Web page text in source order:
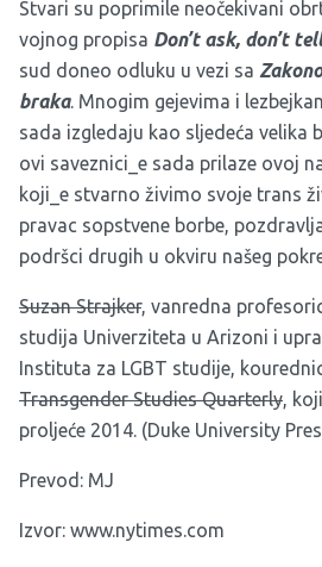
Stvari su poprimile neočekivani
vojnog propisa Don’t ask, don’t tell
sud doneo odluku u vezi sa
braka. Mnogim gejevima i
sada izgledaju kao sljedeća velika
ovi saveznici_e sada prilaze ovoj
koji_e stvarno živimo svoje trans
pravac sopstvene borbe,
podršci drugih u okviru našeg
Suzan Strajker, vanredna
studija Univerziteta u Arizoni i
Instituta za LGBT studije,
Transgender Studies Quarterly,
proljeće 2014. (Duke University
Prevod: MJ
Izvor: www.nytimes.com